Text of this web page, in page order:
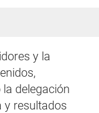
y la
delegación
y resultados